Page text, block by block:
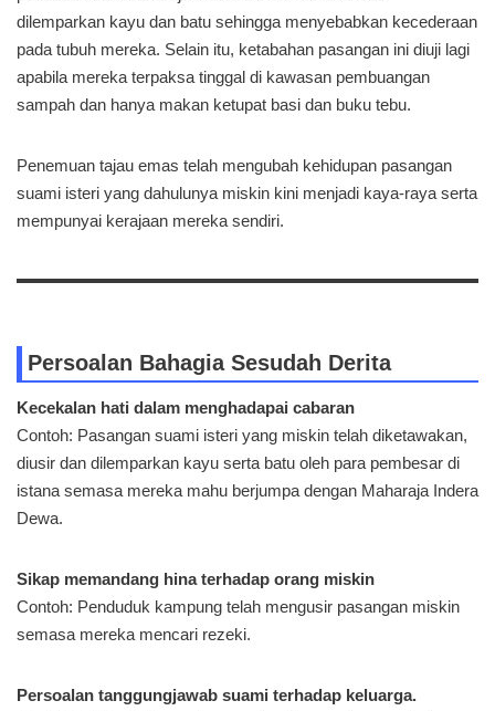
dilemparkan kayu dan batu sehingga menyebabkan kecederaan
pada tubuh mereka. Selain itu, ketabahan pasangan ini diuji lagi
apabila mereka terpaksa tinggal di kawasan pembuangan
sampah dan hanya makan ketupat basi dan buku tebu.
Penemuan tajau emas telah mengubah kehidupan pasangan
suami isteri yang dahulunya miskin kini menjadi kaya-raya serta
mempunyai kerajaan mereka sendiri.
Persoalan Bahagia Sesudah Derita
Kecekalan hati dalam menghadapai cabaran
Contoh: Pasangan suami isteri yang miskin telah diketawakan,
diusir dan dilemparkan kayu serta batu oleh para pembesar di
istana semasa mereka mahu berjumpa dengan Maharaja Indera
Dewa.
Sikap memandang hina terhadap orang miskin
Contoh: Penduduk kampung telah mengusir pasangan miskin
semasa mereka mencari rezeki.
Persoalan tanggungjawab suami terhadap keluarga.